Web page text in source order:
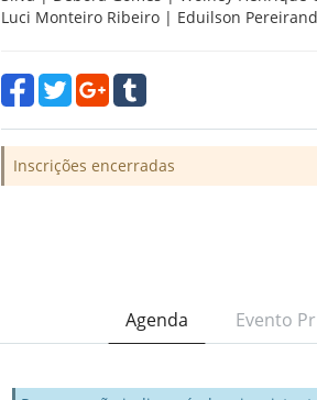
Luci Monteiro Ribeiro | Eduilson
Inscrições encerradas
Agenda Evento